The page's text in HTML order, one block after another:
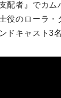
配者』でカ
役のローラ
ドキャスト3